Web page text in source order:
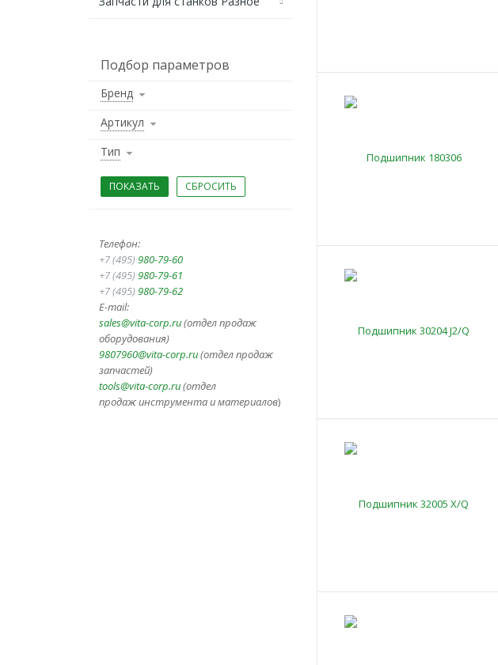
Подбор параметров
Бренд
Артикул
Тип
Телефон:
+7 (495) 980-79-60
+7 (495) 980-79-61
+7 (495) 980-79-62
E-mail:
sales@vita-corp.ru(отдел продаж
оборудования)
9807960@vita-corp.ru(отдел продаж
запчастей)
tools@vita-corp.ru(отдел
продаж инструмента иматериалов)